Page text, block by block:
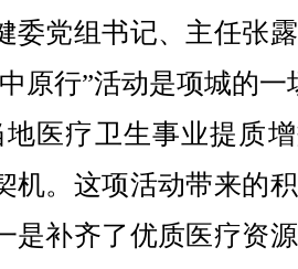
党组书记、主任张
原行”活动是项城的一
医疗卫生事业提质
机。这项活动带来的
是补齐了优质医疗资